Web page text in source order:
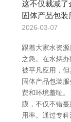
这不仅裁减了
固体产品包装
2026-03-07
跟着大家水资
之急。在水惩
被平凡应用，
固体产品包装
费和环境羞耻
膜，不仅不错
用率。通过专